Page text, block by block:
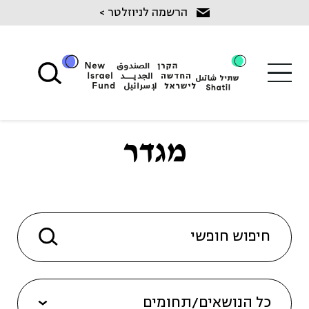
content
הרשמה לניוזלטר >
מגדר
כל הנושאים/תחומים